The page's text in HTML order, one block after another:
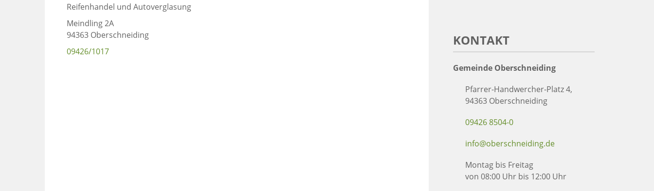
Reifenhandel und Autoverglasung
Meindling 2A
94363 Oberschneiding
09426/1017
KONTAKT
Gemeinde Oberschneiding
Pfarrer-Handwercher-Platz 4,
94363 Oberschneiding
09426 8504-0
info@oberschneiding.de
Montag bis Freitag
von 08:00 Uhr bis 12:00 Uhr